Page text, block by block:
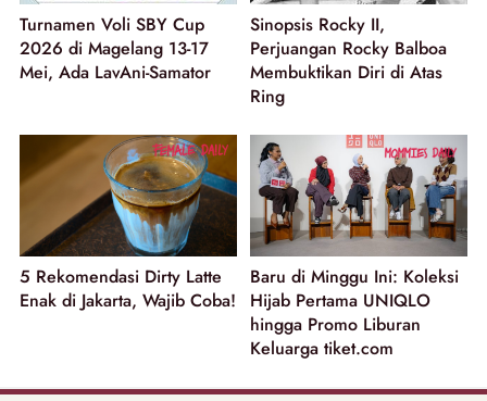
Turnamen Voli SBY Cup
2026 di Magelang 13-17
Mei, Ada LavAni-Samator
Sinopsis Rocky II,
Perjuangan Rocky Balboa
Membuktikan Diri di Atas
Ring
5 Rekomendasi Dirty Latte
Enak di Jakarta, Wajib Coba!
Baru di Minggu Ini: Koleksi
Hijab Pertama UNIQLO
hingga Promo Liburan
Keluarga tiket.com